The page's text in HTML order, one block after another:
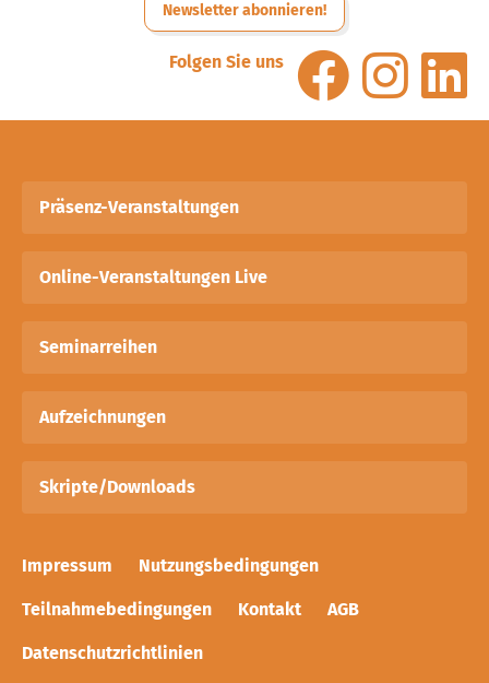
Newsletter abonnieren!
Folgen Sie uns
Präsenz-Veranstaltungen
Online-Veranstaltungen Live
Seminarreihen
Aufzeichnungen
Skripte/Downloads
Impressum Nutzungsbedingungen
Teilnahmebedingungen Kontakt AGB
Datenschutzrichtlinien